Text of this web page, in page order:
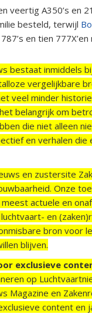
veertig A350’s en
besteld, terwijl
en tien
bestaat inmiddels
vergelijkbare
veel minder
belangrijk om
die niet alleen
en verhalen die
en zustersite
Onze
actuele en
en
bron voor
blijven.
exclusieve
op
Magazine en
content en